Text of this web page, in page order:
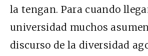
la tengan. Para cuando
universidad muchos
discurso de la diversidad